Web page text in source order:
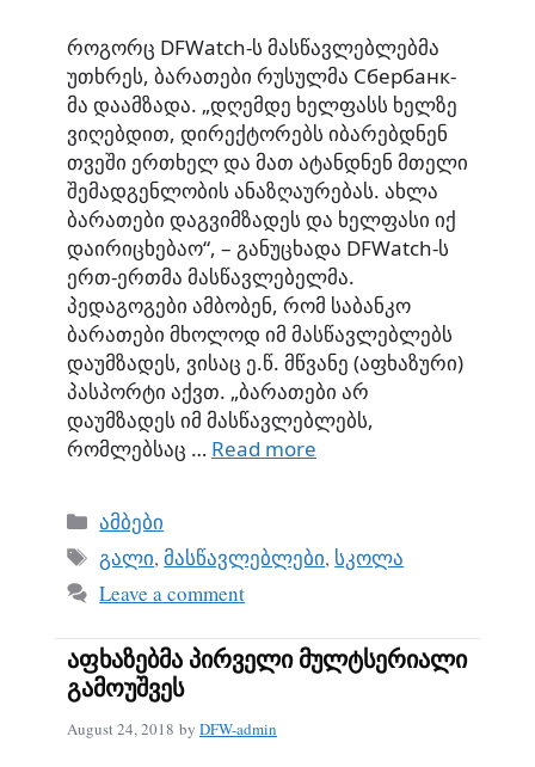
როგორც DFWatch-ს მასწავლებლებმა
უთხრეს, ბარათები რუსულმა Сбербанк-
მა დაამზადა. „დღემდე ხელფასს ხელზე
ვიღებდით, დირექტორებს იბარებდნენ
თვეში ერთხელ და მათ ატანდნენ მთელი
შემადგენლობის ანაზღაურებას. ახლა
ბარათები დაგვიმზადეს და ხელფასი იქ
დაირიცხებაო“, – განუცხადა DFWatch-ს
ერთ-ერთმა მასწავლებელმა.
პედაგოგები ამბობენ, რომ საბანკო
ბარათები მხოლოდ იმ მასწავლებლებს
დაუმზადეს, ვისაც ე.წ. მწვანე (აფხაზური)
პასპორტი აქვთ. „ბარათები არ
დაუმზადეს იმ მასწავლებლებს,
რომლებსაც … Read more
Categories
ამბები
Tags
გალი,მასწავლებლები, სკოლა
Leave a comment
აფხაზებმა პირველი მულტსერიალი
გამოუშვეს
August 24, 2018 by DFW-admin